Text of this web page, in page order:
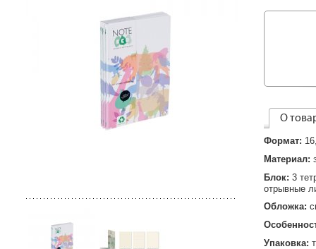
О
Формат:
Материал:
Блок: 3
отрывные
Обложка:
Упаковка: